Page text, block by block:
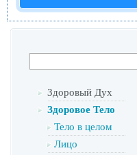
Здоровый Дух
Здоровое Тело
Тело в целом
Лицо